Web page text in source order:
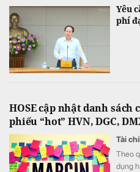
Yêu
phí
HOSE cập nhật danh
phiếu “hot” HVN, DGC,
Tài
Theo
dụng